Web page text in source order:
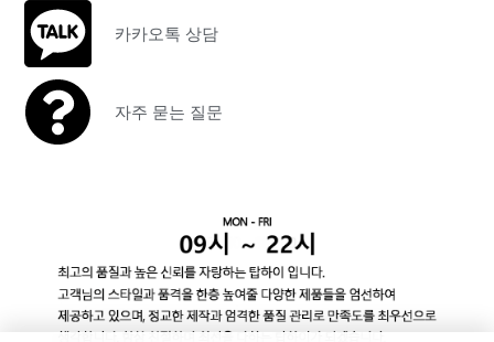
카카오톡 상담
자주 묻는 질문